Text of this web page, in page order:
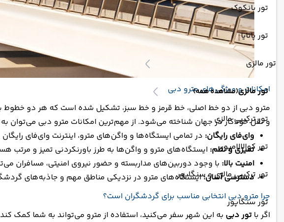
تور بانکوک
تور پاتایا
تور مالزی
تور مالزی(مشاهده همه)
تور ترکیبی مالزی
تور کوالالامپور
تور ترکیبی مالزی و سنگاپور
تور سنگاپور
امکانات و ویژگی‌های مترو دبی
مترو دبی از دو خط اصلی، خط قرمز و خط سبز، تشکیل شده است که هر دو خطوط
و نقل خودکار در جهان شناخته می‌شود. از مهم‌ترین امکانات مترو دبی می‌توان به
وای‌فای رایگان: در تمامی ایستگاه‌ها و واگن‌های مترو، اینترنت وای‌فای
تمیزی و نظم: ایستگاه‌های مترو و واگن‌ها به طرز باورنکردنی تمیز و مرتب
امنیت بالا: با وجود دوربین‌های مداربسته و حضور نیروی امنیتی، مسافران
دسترسی آسان:ایستگاه‌های مترو در نزدیکی مناطق مهم و جاذبه‌های
چرا مترو دبی انتخابی مناسب برای گردشگران است؟
اگر با تور دبی به این شهر سفر می‌کنید، استفاده از مترو می‌تواند به شما کمک